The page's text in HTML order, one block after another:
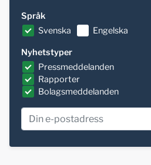
Språk
Svenska
Engelska
Nyhetstyper
Pressmeddelanden
Rapporter
Bolagsmeddelanden